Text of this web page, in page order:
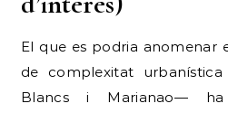
El que es podria anomenar
de complexitat
Blancs i Marianao—